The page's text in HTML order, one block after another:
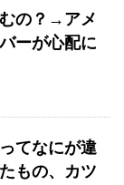
の？→アメ
ーが心配に
てなにが違
もの、カツ